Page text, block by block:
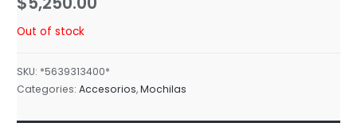
Out of stock
SKU: *5639313400*
Categories:Accesorios,Mochilas